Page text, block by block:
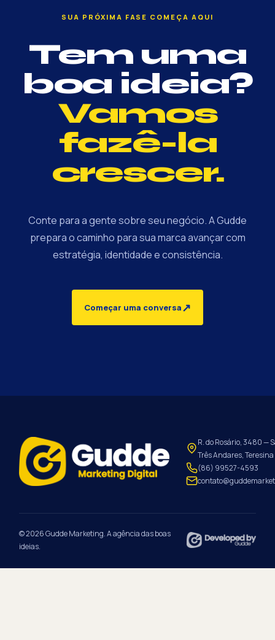
SUA PRÓXIMA FASE COMEÇA AQUI
Tem uma
boa ideia?
Vamos
fazê-la
crescer.
Conte para a gente sobre seu negócio. A Gudde
prepara o caminho para sua marca avançar com
estratégia, identidade e consistência.
Começar uma conversa↗
R. do Rosário, 3480 —
Três Andares,
(86) 99527-4593
© 2026 Gudde Marketing. A agência das boas
ideias.